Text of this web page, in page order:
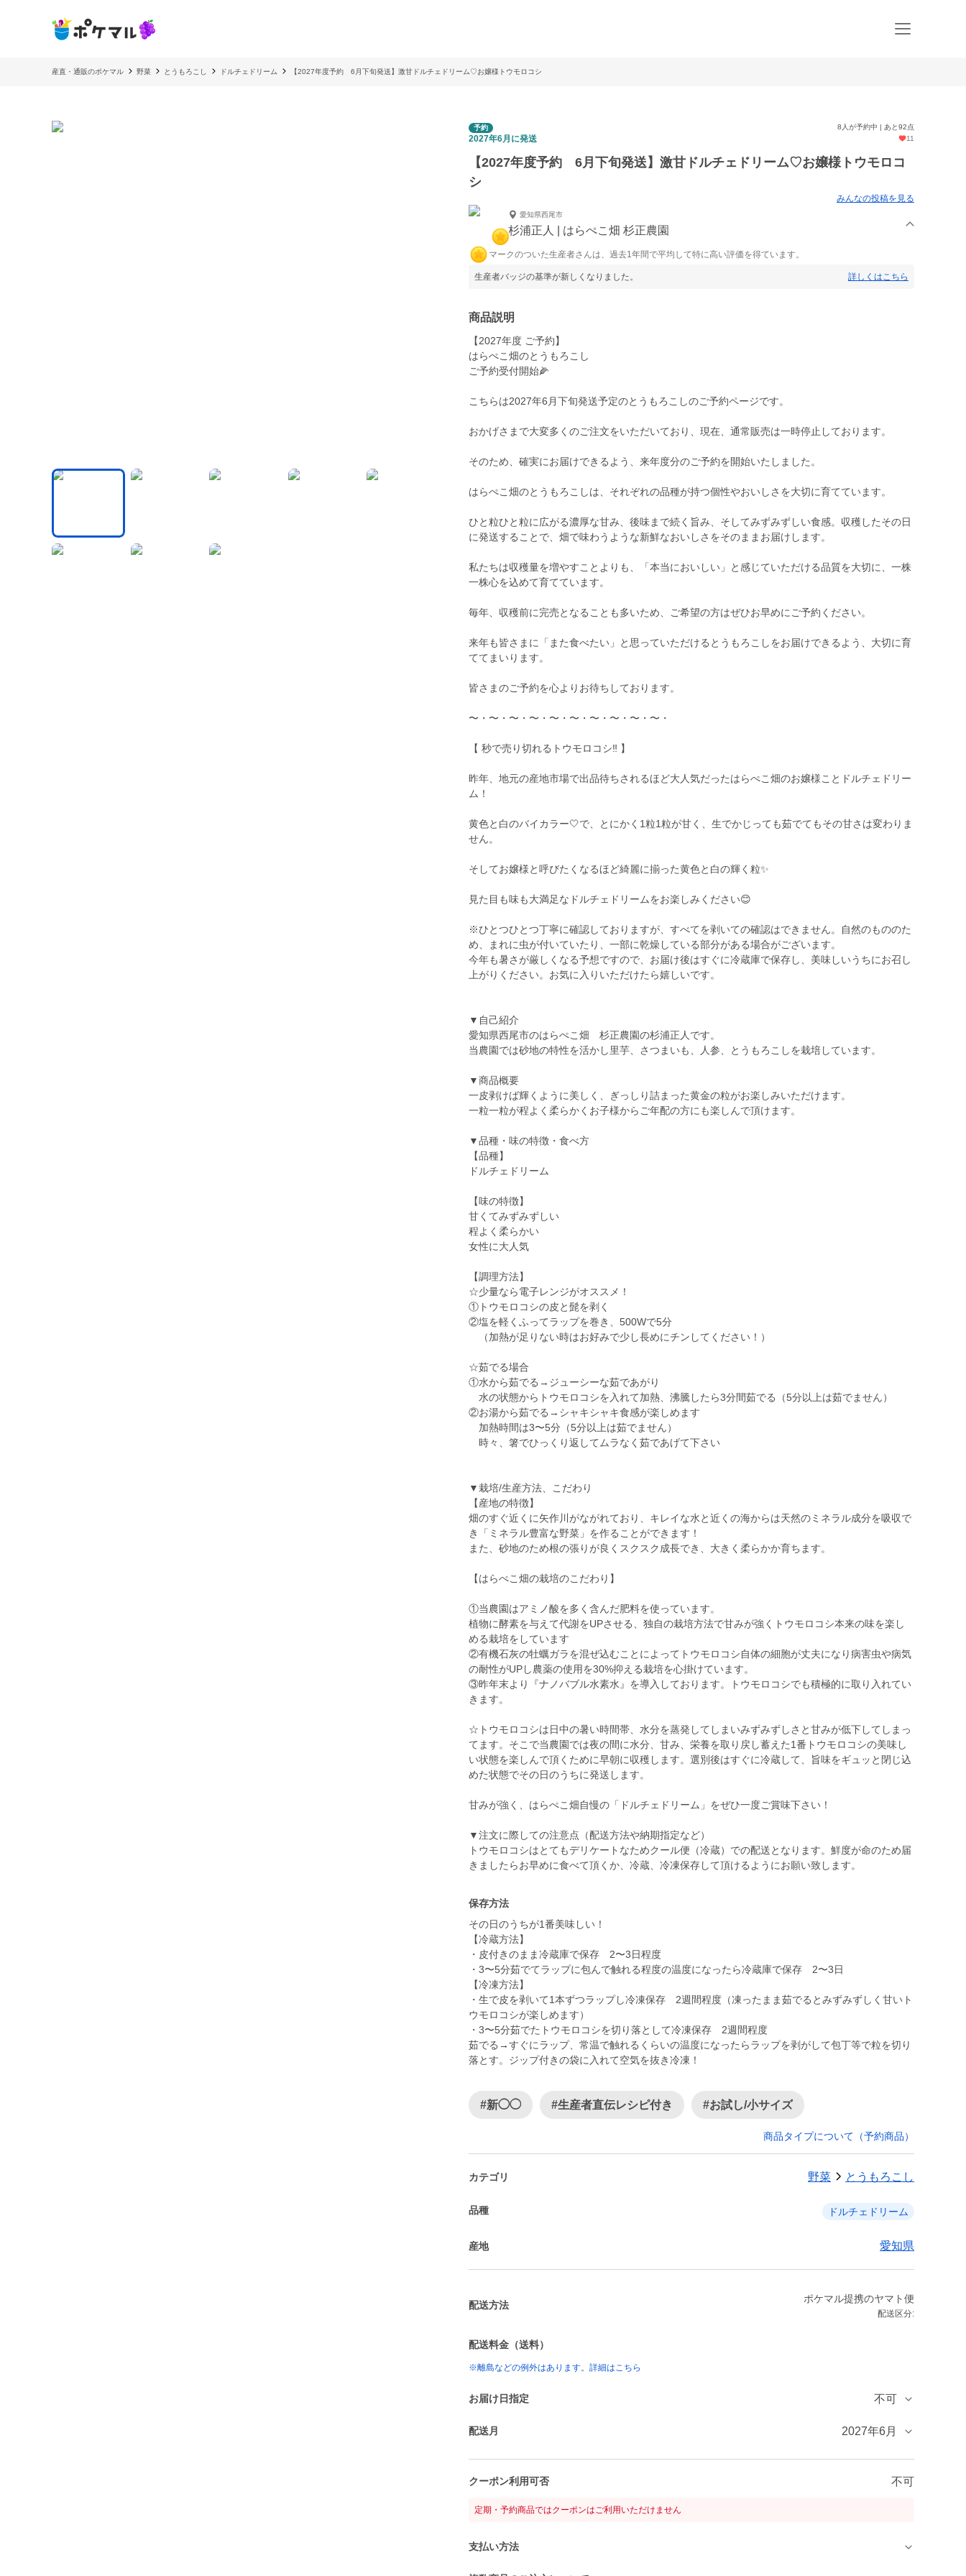
産直・通販のポケマル 野菜 とうもろこし ドルチェドリーム 【2027年度予約 6月下旬発送】激甘ドルチェドリーム♡お嬢様トウモロコシ
予約 8人が予約中 | あと92点
2027年6月に発送 11
【2027年度予約 6月下旬発送】激甘ドルチェドリーム♡お嬢様トウモロコ
シ
みんなの投稿を見る
愛知県西尾市
杉浦正人 | はらぺこ畑 杉正農園
マークのついた生産者さんは、過去1年間で平均して特に高い評価を得ています。
生産者バッジの基準が新しくなりました。 詳しくはこちら
商品説明
【2027年度 ご予約】
はらぺこ畑のとうもろこし
ご予約受付開始🌽
こちらは2027年6月下旬発送予定のとうもろこしのご予約ページです。
おかげさまで大変多くのご注文をいただいており、現在、通常販売は一時停止しております。
そのため、確実にお届けできるよう、来年度分のご予約を開始いたしました。
はらぺこ畑のとうもろこしは、それぞれの品種が持つ個性やおいしさを大切に育てています。
ひと粒ひと粒に広がる濃厚な甘み、後味まで続く旨み、そしてみずみずしい食感。収穫したその日
に発送することで、畑で味わうような新鮮なおいしさをそのままお届けします。
私たちは収穫量を増やすことよりも、「本当においしい」と感じていただける品質を大切に、一株
一株心を込めて育てています。
毎年、収穫前に完売となることも多いため、ご希望の方はぜひお早めにご予約ください。
来年も皆さまに「また食べたい」と思っていただけるとうもろこしをお届けできるよう、大切に育
ててまいります。
皆さまのご予約を心よりお待ちしております。
〜・〜・〜・〜・〜・〜・〜・〜・〜・〜・
【 秒で売り切れるトウモロコシ‼️ 】
昨年、地元の産地市場で出品待ちされるほど大人気だったはらぺこ畑のお嬢様ことドルチェドリー
ム！
黄色と白のバイカラー🤍で、とにかく1粒1粒が甘く、生でかじっても茹でてもその甘さは変わりま
せん。
そしてお嬢様と呼びたくなるほど綺麗に揃った黄色と白の輝く粒✨
見た目も味も大満足なドルチェドリームをお楽しみください😊
※ひとつひとつ丁寧に確認しておりますが、すべてを剥いての確認はできません。自然のもののた
め、まれに虫が付いていたり、一部に乾燥している部分がある場合がございます。
今年も暑さが厳しくなる予想ですので、お届け後はすぐに冷蔵庫で保存し、美味しいうちにお召し
上がりください。お気に入りいただけたら嬉しいです。
▼自己紹介
愛知県西尾市のはらぺこ畑 杉正農園の杉浦正人です。
当農園では砂地の特性を活かし里芋、さつまいも、人参、とうもろこしを栽培しています。
▼商品概要
一皮剥けば輝くように美しく、ぎっしり詰まった黄金の粒がお楽しみいただけます。
一粒一粒が程よく柔らかくお子様からご年配の方にも楽しんで頂けます。
▼品種・味の特徴・食べ方
【品種】
ドルチェドリーム
【味の特徴】
甘くてみずみずしい
程よく柔らかい
女性に大人気
【調理方法】
☆少量なら電子レンジがオススメ！
①トウモロコシの皮と髭を剥く
②塩を軽くふってラップを巻き、500Wで5分
（加熱が足りない時はお好みで少し長めにチンしてください！）
☆茹でる場合
①水から茹でる→ジューシーな茹であがり
水の状態からトウモロコシを入れて加熱、沸騰したら3分間茹でる（5分以上は茹でません）
②お湯から茹でる→シャキシャキ食感が楽しめます
加熱時間は3〜5分（5分以上は茹でません）
時々、箸でひっくり返してムラなく茹であげて下さい
▼栽培/生産方法、こだわり
【産地の特徴】
畑のすぐ近くに矢作川がながれており、キレイな水と近くの海からは天然のミネラル成分を吸収で
き「ミネラル豊富な野菜」を作ることができます！
また、砂地のため根の張りが良くスクスク成長でき、大きく柔らかか育ちます。
【はらぺこ畑の栽培のこだわり】
①当農園はアミノ酸を多く含んだ肥料を使っています。
植物に酵素を与えて代謝をUPさせる、独自の栽培方法で甘みが強くトウモロコシ本来の味を楽し
める栽培をしています
②有機石灰の牡蠣ガラを混ぜ込むことによってトウモロコシ自体の細胞が丈夫になり病害虫や病気
の耐性がUPし農薬の使用を30%抑える栽培を心掛けています。
③昨年末より『ナノバブル水素水』を導入しております。トウモロコシでも積極的に取り入れてい
きます。
☆トウモロコシは日中の暑い時間帯、水分を蒸発してしまいみずみずしさと甘みが低下してしまっ
てます。そこで当農園では夜の間に水分、甘み、栄養を取り戻し蓄えた1番トウモロコシの美味し
い状態を楽しんで頂くために早朝に収穫します。選別後はすぐに冷蔵して、旨味をギュッと閉じ込
めた状態でその日のうちに発送します。
甘みが強く、はらぺこ畑自慢の「ドルチェドリーム」をぜひ一度ご賞味下さい！
▼注文に際しての注意点（配送方法や納期指定など）
トウモロコシはとてもデリケートなためクール便（冷蔵）での配送となります。鮮度が命のため届
きましたらお早めに食べて頂くか、冷蔵、冷凍保存して頂けるようにお願い致します。
保存方法
その日のうちが1番美味しい！
【冷蔵方法】
・皮付きのまま冷蔵庫で保存 2〜3日程度
・3〜5分茹でてラップに包んで触れる程度の温度になったら冷蔵庫で保存 2〜3日
【冷凍方法】
・生で皮を剥いて1本ずつラップし冷凍保存 2週間程度（凍ったまま茹でるとみずみずしく甘いト
ウモロコシが楽しめます）
・3〜5分茹でたトウモロコシを切り落として冷凍保存 2週間程度
茹でる→すぐにラップ、常温で触れるくらいの温度になったらラップを剥がして包丁等で粒を切り
落とす。ジップ付きの袋に入れて空気を抜き冷凍！
#新◯◯ #生産者直伝レシピ付き #お試し/小サイズ
商品タイプについて（予約商品）
カテゴリ 野菜 とうもろこし
品種 ドルチェドリーム
産地 愛知県
配送方法
ポケマル提携のヤマト便
配送区分:
配送料金（送料）
※離島などの例外はあります。詳細はこちら
お届け日指定 不可
配送月 2027年6月
クーポン利用可否 不可
定期・予約商品ではクーポンはご利用いただけません
支払い方法